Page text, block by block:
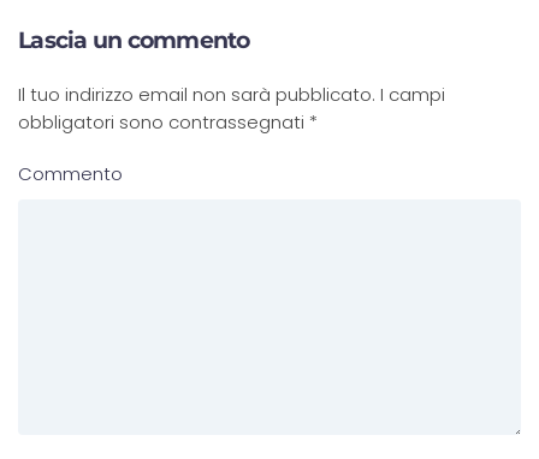
Lascia un commento
Il tuo indirizzo email non sarà pubblicato. I campi
obbligatori sono contrassegnati *
Commento